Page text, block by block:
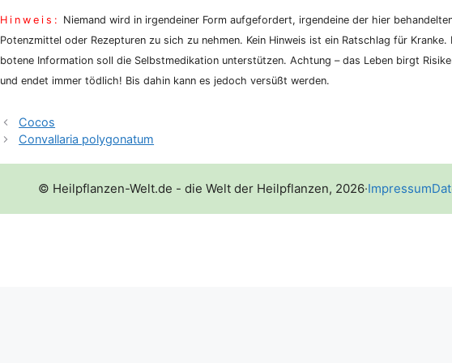
Hin­weis: Nie­mand wird in irgend­ei­ner Form auf­ge­for­dert, irgend­ei­ne der hier
Potenz­mit­tel oder Rezep­tu­ren zu sich zu neh­men. Kein Hin­weis ist ein Rat­schlag für
bo­te­ne Infor­ma­ti­on soll die Selbst­me­di­ka­ti­on unter­stüt­zen. Ach­tung – das Leben birgt
und endet immer töd­lich! Bis dahin kann es jedoch ver­süßt werden.
Cocos
Convallaria polygonatum
© Heilpflanzen-Welt.de - die Welt der Heilpflanzen, 2026·Impressum